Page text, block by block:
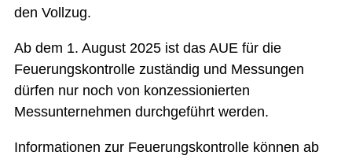
den Vollzug.
Ab dem 1. August 2025 ist das AUE für die
Feuerungskontrolle zuständig und Messungen
dürfen nur noch von konzessionierten
Messunternehmen durchgeführt werden.
Informationen zur Feuerungskontrolle können ab